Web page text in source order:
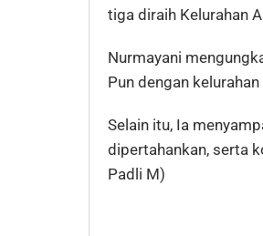
tiga diraih Kelurahan
Nurmayani
Pun dengan
Selain itu, Ia
dipertahankan, serta
Padli M)